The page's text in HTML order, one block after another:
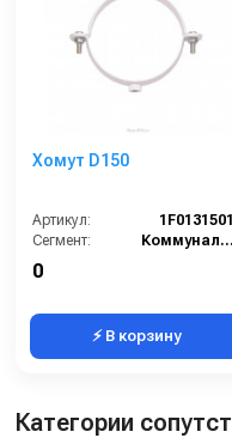
Хомут D150
Артикул:
Сегмент:
Коммунальный сегмент
0
⚡ В корзину
Категории